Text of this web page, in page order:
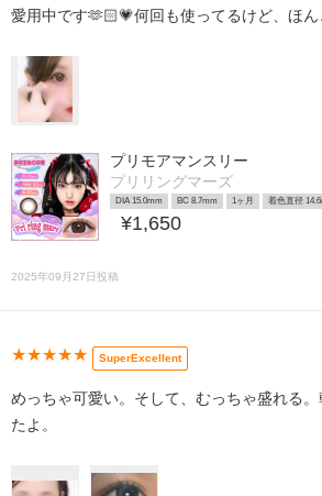
愛用中です🫶🏻💗何回も使ってるけど、ほん
プリモアマンスリー
プリリングマーズ
DIA 15.0mm BC 8.7mm 1ヶ月 着色直径
¥1,650
2025年09月27日投稿
★★★★★ SuperExcellent
めっちゃ可愛い。そして、むっちゃ盛れる
たよ。